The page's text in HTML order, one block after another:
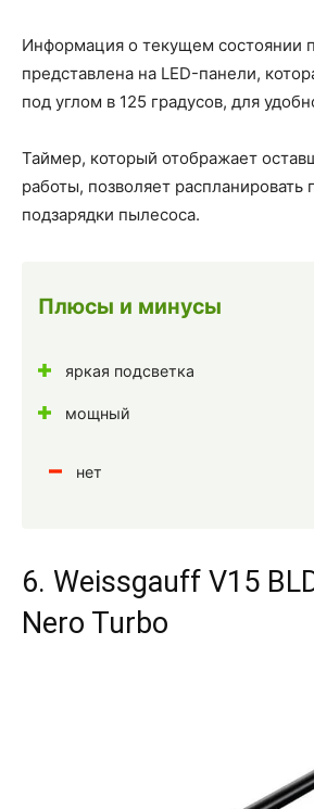
Информация о текущем состоянии
представлена на LED-панели,
под углом в 125 градусов, для
Таймер, который отображает
работы, позволяет распланировать
подзарядки пылесоса.
Плюсы и минусы
яркая подсветка
мощный
нет
6. Weissgauff V15
Nero Turbo